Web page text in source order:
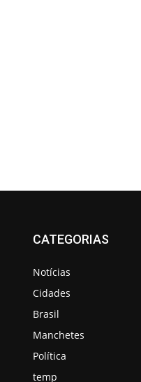
CATEGORIAS
Notícias
Cidades
Brasil
Manchetes
Política
temp